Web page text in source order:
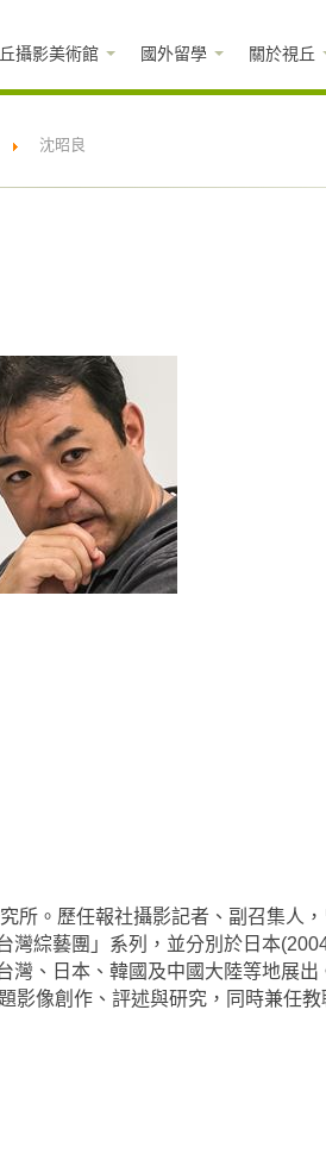
攝影美術館 國外留學 關於視丘
沈昭良
所。歷任報社攝影記者、副召集人
綜藝團」系列，並分別於日本
、日本、韓國及中國大陸等地展出
像創作、評述與研究，同時兼任教